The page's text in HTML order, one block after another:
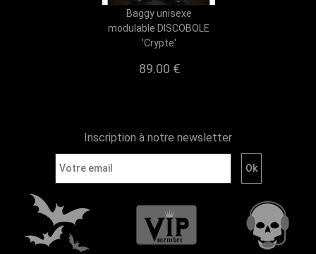
Baggy unisexe
modulable DISCOBOLE
'Crypte'
89.00 €
Inscription à notre newsletter